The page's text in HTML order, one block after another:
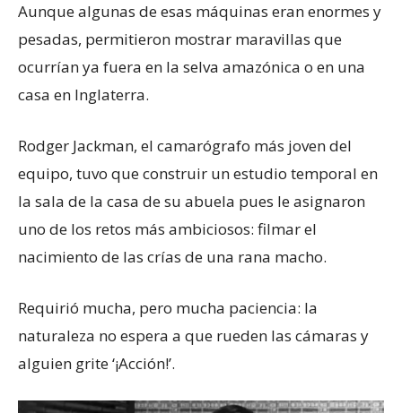
Aunque algunas de esas máquinas eran enormes y
pesadas, permitieron mostrar maravillas que
ocurrían ya fuera en la selva amazónica o en una
casa en Inglaterra.
Rodger Jackman, el camarógrafo más joven del
equipo, tuvo que construir un estudio temporal en
la sala de la casa de su abuela pues le asignaron
uno de los retos más ambiciosos: filmar el
nacimiento de las crías de una rana macho.
Requirió mucha, pero mucha paciencia: la
naturaleza no espera a que rueden las cámaras y
alguien grite ‘¡Acción!’.